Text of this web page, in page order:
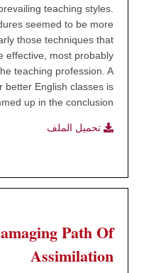
teaching styles.
seemed to be more
those techniques that
effective, most probably
teaching profession. A
better English classes is
up in the conclusion.
تحميل الملف
Path Of
Assimilation